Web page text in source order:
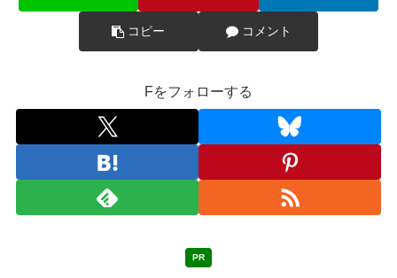
コピー コメント
Fをフォローする
PR